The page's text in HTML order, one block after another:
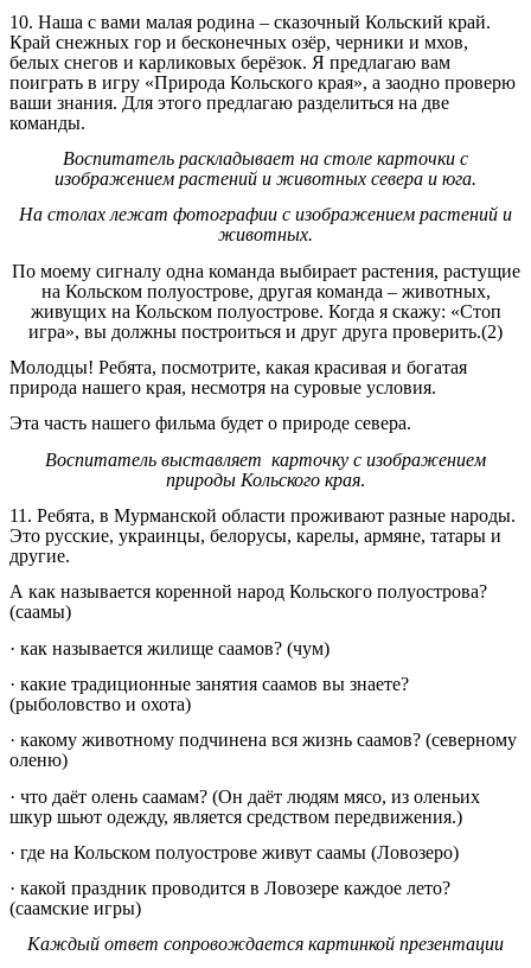
10. Наша с вами малая родина – сказочный Кольский край.
Край снежных гор и бесконечных озёр, черники и мхов,
белых снегов и карликовых берёзок. Я предлагаю вам
поиграть в игру «Природа Кольского края», а заодно проверю
ваши знания. Для этого предлагаю разделиться на две
команды.
Воспитатель раскладывает на столе карточки с
изображением растений и животных севера и юга.
На столах лежат фотографии с изображением растений и
животных.
По моему сигналу одна команда выбирает растения, растущие
на Кольском полуострове, другая команда – животных,
живущих на Кольском полуострове. Когда я скажу: «Стоп
игра», вы должны построиться и друг друга проверить.(2)
Молодцы! Ребята, посмотрите, какая красивая и богатая
природа нашего края, несмотря на суровые условия.
Эта часть нашего фильма будет о природе севера.
Воспитатель выставляет карточку с изображением
природы Кольского края.
11. Ребята, в Мурманской области проживают разные народы.
Это русские, украинцы, белорусы, карелы, армяне, татары и
другие.
А как называется коренной народ Кольского полуострова?
(саамы)
· как называется жилище саамов? (чум)
· какие традиционные занятия саамов вы знаете?
(рыболовство и охота)
· какому животному подчинена вся жизнь саамов? (северному
оленю)
· что даёт олень саамам? (Он даёт людям мясо, из оленьих
шкур шьют одежду, является средством передвижения.)
· где на Кольском полуострове живут саамы (Ловозеро)
· какой праздник проводится в Ловозере каждое лето?
(саамские игры)
Каждый ответ сопровождается картинкой презентации